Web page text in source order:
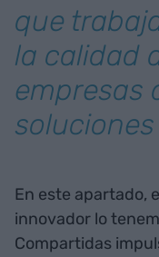
que
la calidad
empresas
En este apartado,
innovador lo
Compartidas